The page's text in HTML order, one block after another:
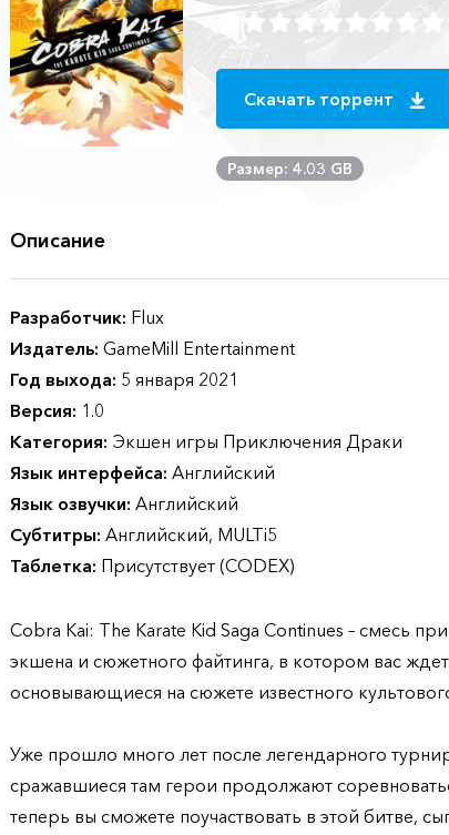
Скачать торрент
Размер: 4.03 GB
Описание
Разработчик: Flux
Издатель: GameMill Entertainment
Год выхода: 5 января 2021
Версия: 1.0
Категория: Экшен игры Приключения Драки
Язык интерфейса: Английский
Язык озвучки: Английский
Субтитры: Английский, MULTi5
Таблетка: Присутствует (CODEX)
Cobra Kai: The Karate Kid Saga Continues – смесь
экшена и сюжетного файтинга, в котором вас
основывающиеся на сюжете известного
Уже прошло много лет после легендарного
сражавшиеся там герои продолжают
теперь вы сможете поучаствовать в этой битве,